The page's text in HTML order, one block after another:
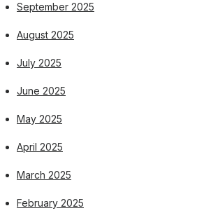
September 2025
August 2025
July 2025
June 2025
May 2025
April 2025
March 2025
February 2025